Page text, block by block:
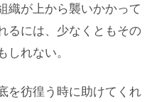
織が上から襲いかかって
るには、少なくともその
しれない。
を彷徨う時に助けてくれ